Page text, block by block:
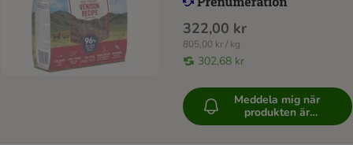
322,00 kr
805,00 kr / kg
302,68 kr
Meddela mig när
produkten är
tillgänglig